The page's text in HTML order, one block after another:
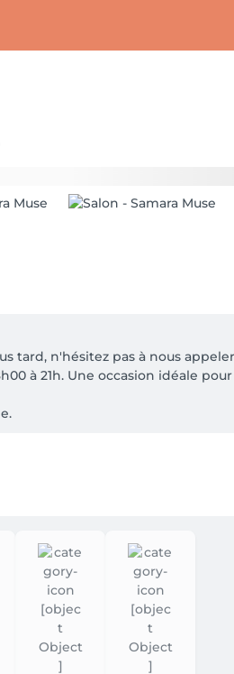
tard, n'hésitez pas à nous
à 21h. Une occasion idéale